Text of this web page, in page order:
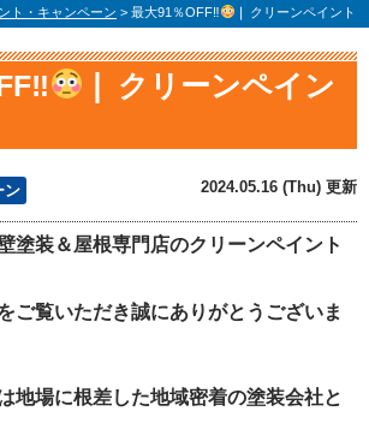
ト・キャンペーン > 最大91％OFF‼ ❘ クリーンペイント
❘ クリーンペイン
ン 2024.05.16 (Thu) 更新
塗装＆屋根専門店のクリーンペイント
ご覧いただき誠にありがとうございま
地場に根差した地域密着の塗装会社と